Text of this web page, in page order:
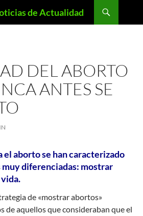
de Actualidad
DEL ABORTO
ANTES SE
el aborto se han caracterizado
diferenciadas: mostrar
de «mostrar abortos»
de aquellos que consideraban que el